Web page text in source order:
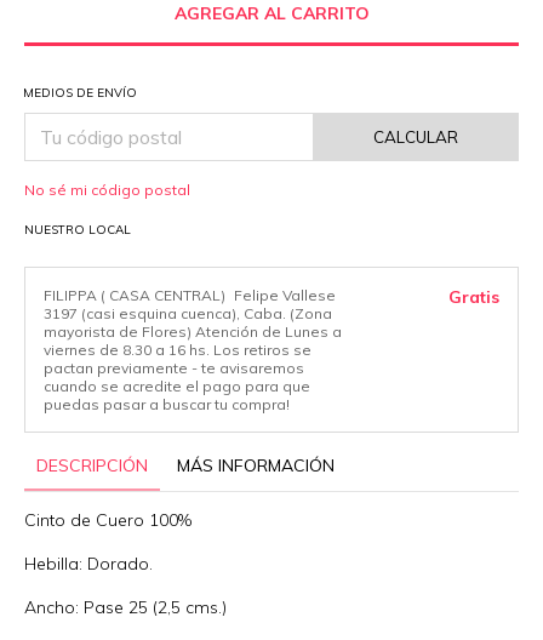
MEDIOS DE ENVÍO
CALCULAR
No sé mi código postal
NUESTRO LOCAL
FILIPPA ( CASA CENTRAL) Felipe Vallese
3197 (casi esquina cuenca), Caba. (Zona
mayorista de Flores) Atención de Lunes a
viernes de 8.30 a 16 hs. Los retiros se
pactan previamente - te avisaremos
cuando se acredite el pago para que
puedas pasar a buscar tu compra!
Gratis
DESCRIPCIÓN MÁS INFORMACIÓN
Cinto de Cuero 100%
Hebilla: Dorado.
Ancho: Pase 25 (2,5 cms.)